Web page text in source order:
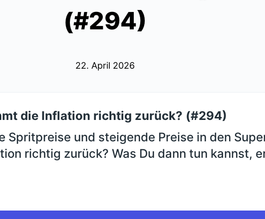
(#294)
22. April 2026